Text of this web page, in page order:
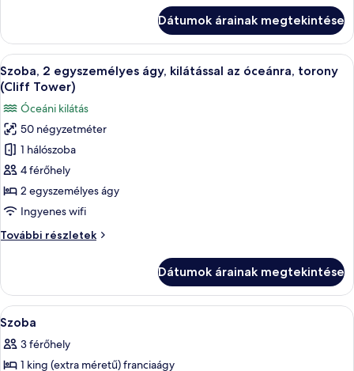
óceánra
kilátással
az
óceánra
további
részletei
Dátumok árainak megtekintése
A
következő
szoba
összes
képének
megtekintése:
Szoba,
2
egyszemélyes
kilátással
torony
(Cliff
Tower)
Külön fürdőkád, illetve zuhanyzó,
11
Szoba, 2 egyszemélyes ágy, kilátással az óceánra, torony
(Cliff Tower)
Óceáni kilátás
50 négyzetméter
1 hálószoba
4 férőhely
2 egyszemélyes ágy
Ingyenes wifi
További részletek
Szoba,
kilátással
az
óceánra,
(Cliff
Tower)
Dátumok árainak megtekintése
A
következő
szoba
Minibár, széf a szobában,
10
Szoba
3 férőhely
1 king (extra méretű) franciaágy